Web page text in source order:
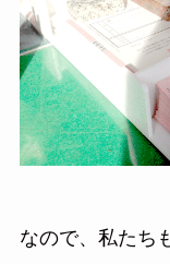
なので、私たち